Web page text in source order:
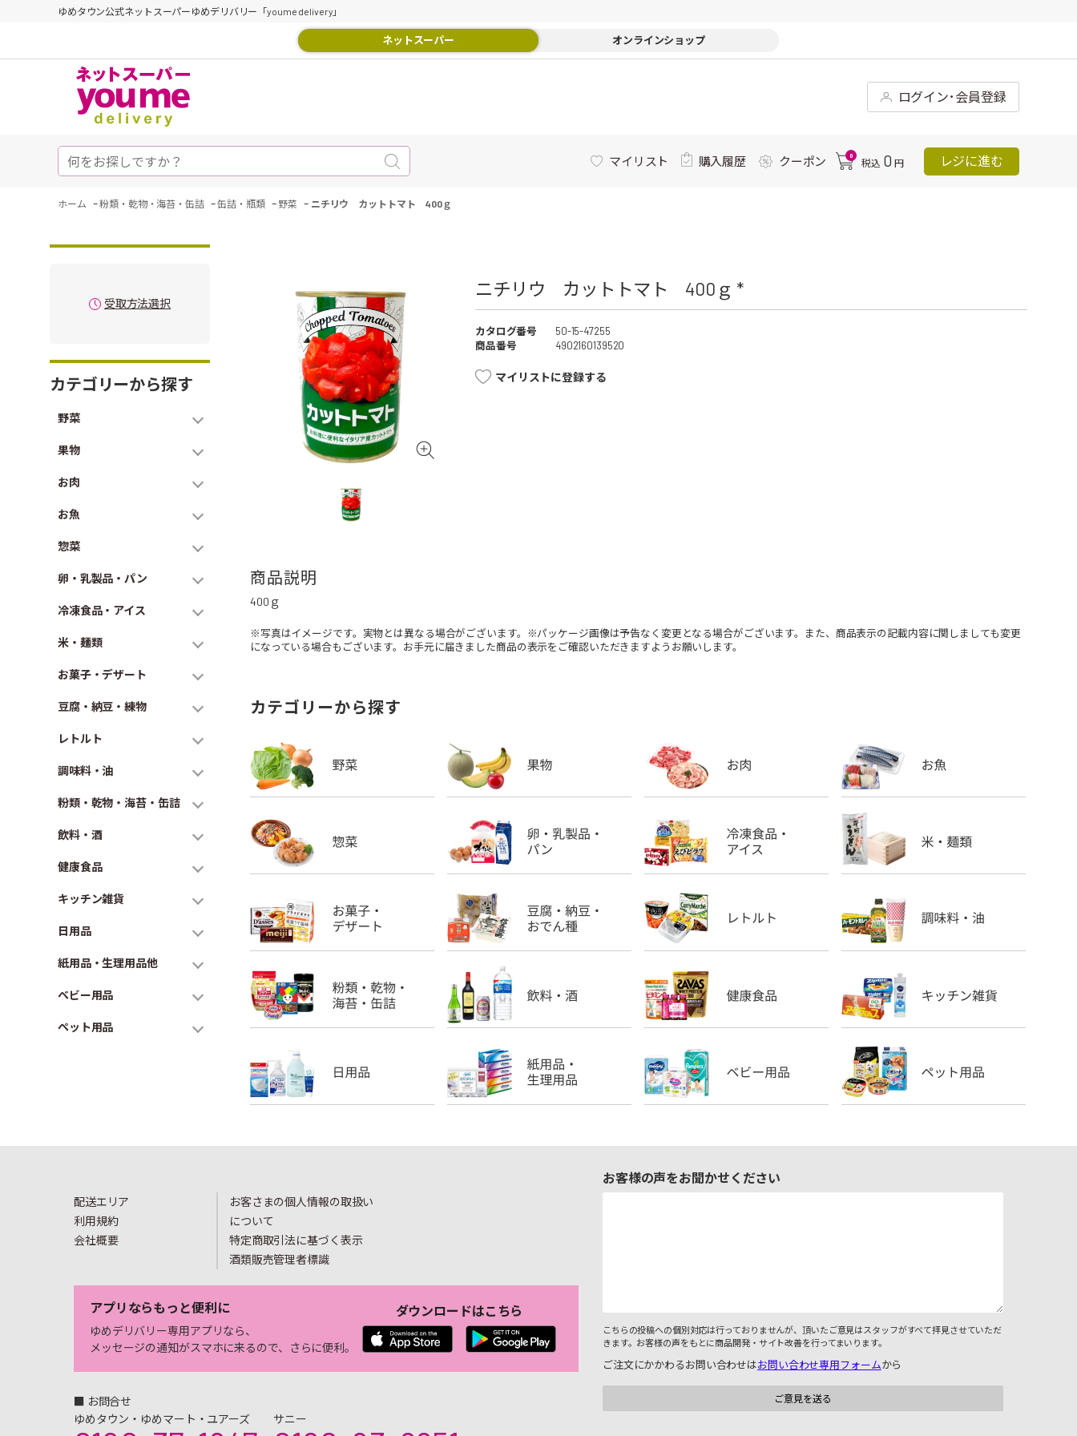
ゆめタウン公式ネットスーパーゆめデリバリー「youme delivery」
ネットスーパー オンラインショップ
ログイン･会員登録
マイリスト 購入履歴 クーポン 0
税込 0 円 レジに進む
ホーム -粉類・乾物・海苔・缶詰 -缶詰・瓶類 - 野菜 - ニチリウ カットトマト 400ｇ
受取方法選択
カテゴリーから探す
野菜
果物
お肉
お魚
惣菜
卵・乳製品・パン
冷凍食品・アイス
米・麺類
お菓子・デザート
豆腐・納豆・練物
レトルト
調味料・油
粉類・乾物・海苔・缶詰
飲料・酒
健康食品
キッチン雑貨
日用品
紙用品・生理用品他
ベビー用品
ペット用品
ニチリウ カットトマト 400ｇ *
カタログ番号
50-15-47255
商品番号
4902160139520
マイリストに登録する
商品説明
400ｇ
※写真はイメージです。実物とは異なる場合がございます。※パッケージ画像は予告なく変更となる場合がございます。また、商品表示の記載内容に関しましても変更
になっている場合もございます。お手元に届きました商品の表示をご確認いただきますようお願いします。
カテゴリーから探す
配送エリア
利用規約
会社概要
お客さまの個人情報の取扱い
について
特定商取引法に基づく表示
酒類販売管理者標識
アプリならもっと便利に
ゆめデリバリー専用アプリなら、
メッセージの通知がスマホに来るので、さらに便利。
ダウンロードはこちら
■ お問合せ
ゆめタウン・ゆめマート・ユアーズ
サニー
お客様の声をお聞かせください
こちらの投稿への個別対応は行っておりませんが、頂いたご意見はスタッフがすべて拝見させていただ
きます。お客様の声をもとに商品開発・サイト改善を行ってまいります。
ご注文にかかわるお問い合わせはお問い合わせ専用フォームから